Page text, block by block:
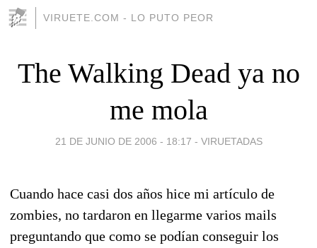
VIRUETE.COM - LO PUTO PEOR
The Walking Dead ya no
me mola
21 DE JUNIO DE 2006 - 18:17 - VIRUETADAS
Cuando hace casi dos años hice mi artículo de
zombies, no tardaron en llegarme varios mails
preguntando que como se podían conseguir los